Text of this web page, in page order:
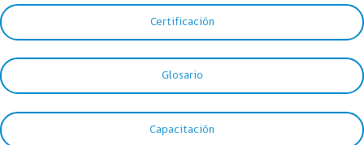
Certificación
Glosario
Capacitación